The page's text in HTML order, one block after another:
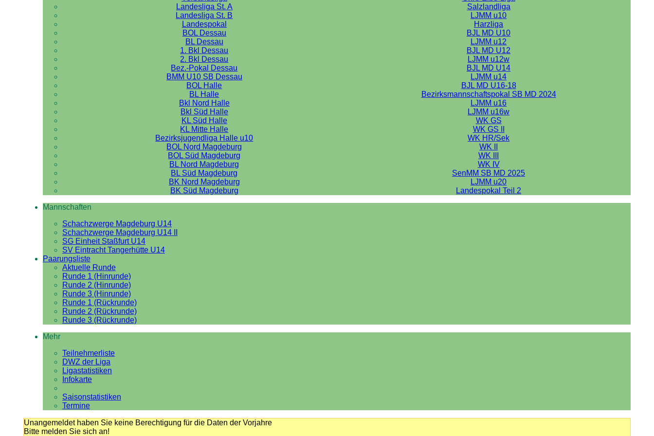
Landesliga St. A
Salzlandliga
Landesliga St. B
LJMM u10
Landespokal
Harzliga
BOL Dessau
BJL MD U10
BL Dessau
LJMM u12
1. Bkl Dessau
BJL MD U12
2. Bkl Dessau
LJMM u12w
Bez.-Pokal Dessau
BJL MD U14
BMM U10 SB Dessau
LJMM u14
BOL Halle
BJL MD U16-18
BL Halle
Bezirksmannschaftspokal SB MD 2024
Bkl Nord Halle
LJMM u16
Bkl Süd Halle
LJMM u16w
KL Süd Halle
WK GS
KL Mitte Halle
WK GS II
Bezirksjugendliga Halle u10
WK HR/Sek
BOL Nord Magdeburg
WK II
BOL Süd Magdeburg
WK III
BL Nord Magdeburg
WK IV
BL Süd Magdeburg
SenMM SB MD 2025
BK Nord Magdeburg
LJMM u20
BK Süd Magdeburg
Landespokal Teil 2
Mannschaften
Schachzwerge Magdeburg U14
Schachzwerge Magdeburg U14 II
SG Einheit Staßfurt U14
SV Eintracht Tangerhütte U14
Paarungsliste
Aktuelle Runde
Runde 1 (Hinrunde)
Runde 2 (Hinrunde)
Runde 3 (Hinrunde)
Runde 1 (Rückrunde)
Runde 2 (Rückrunde)
Runde 3 (Rückrunde)
Mehr
Teilnehmerliste
DWZ der Liga
Ligastatistiken
Infokarte
Saisonstatistiken
Termine
Unangemeldet haben Sie keine Berechtigung für die Daten der Vorjahre
Bitte melden Sie sich an!